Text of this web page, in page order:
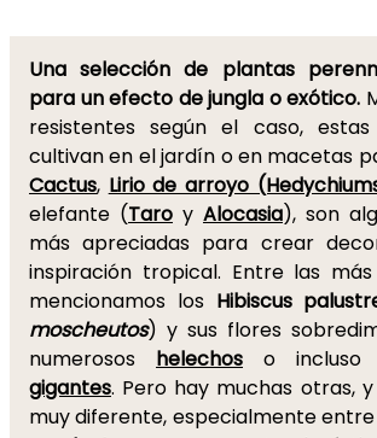
Una selección de plantas
para un efecto de jungla o exótico.
resistentes según el caso,
cultivan en el jardín o en macetas
Cactus, Lirio de arroyo
elefante (Taro y Alocasia), son
más apreciadas para crear
inspiración tropical. Entre las
mencionamos los Hibiscus
moscheutos) y sus flores
numerosos helechos o incluso
gigantes. Pero hay muchas otras,
muy diferente, especialmente